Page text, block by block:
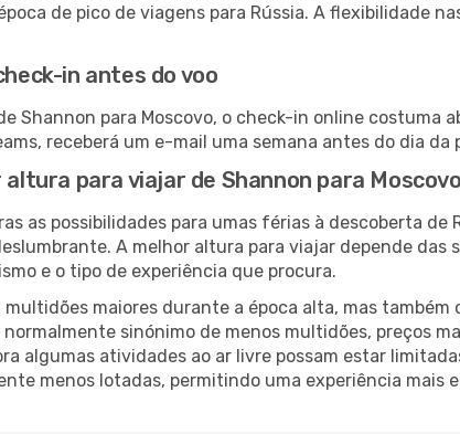
de pico de viagens para Rússia. A flexibilidade
in antes do voo
Shannon para Moscovo, o check-in online costuma
receberá um e-mail uma semana antes do dia
altura para viajar de Shannon para Moscovo
as possibilidades para umas férias à descoberta
A melhor altura para viajar depende das
e o tipo de experiência que procura.
multidões maiores durante a época alta, mas
normalmente sinónimo de menos multidões, preços
algumas atividades ao ar livre possam estar
menos lotadas, permitindo uma experiência mais